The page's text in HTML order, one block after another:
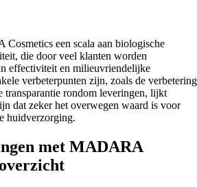
een scala aan biologische
die door veel klanten worden
effectiviteit en milieuvriendelijke
verbeterpunten zijn, zoals de verbetering
transparantie rondom leveringen, lijkt
dat zeker het overwegen waard is voor
huidverzorging.
met MADARA